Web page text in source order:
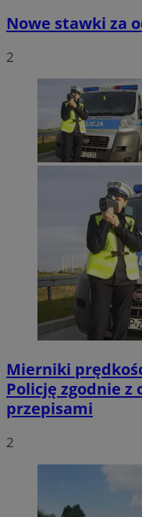
Nowe stawki za
2
Mierniki
Policję zgodnie z
przepisami
2